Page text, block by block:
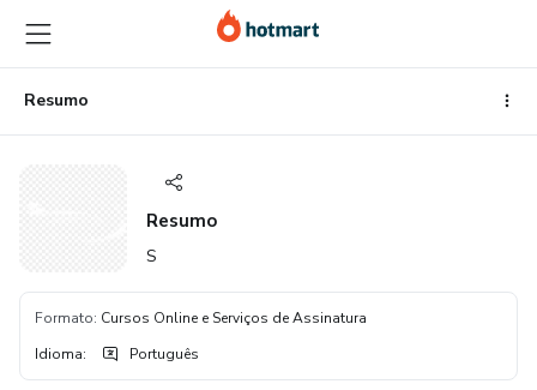
para
o
conteúdo
principal
para
o
pagamento
para
o
rodapé
Resumo
Resumo
S
Formato: Cursos Online e Serviços de Assinatura
Idioma: Português